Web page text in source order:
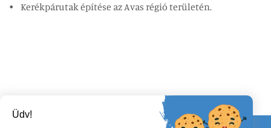
• Kerékpárutak építése az Avas régió területén.
Üdv!